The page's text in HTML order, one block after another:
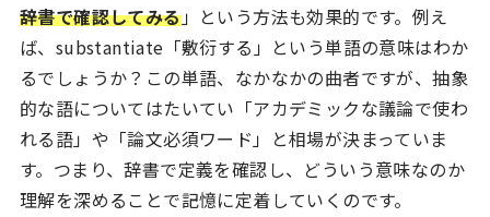
辞書で確認してみる」という方法も効果的です。例え
ば、substantiate「敷衍する」という単語の意味はわか
るでしょうか？この単語、なかなかの曲者ですが、抽象
的な語についてはたいてい「アカデミックな議論で使わ
れる語」や「論文必須ワード」と相場が決まっていま
す。つまり、辞書で定義を確認し、どういう意味なのか
理解を深めることで記憶に定着していくのです。